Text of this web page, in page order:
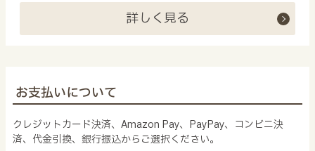
詳しく見る
お支払いについて
クレジットカード決済、Amazon Pay、PayPay、コンビニ決
済、代金引換、銀行振込からご選択ください。